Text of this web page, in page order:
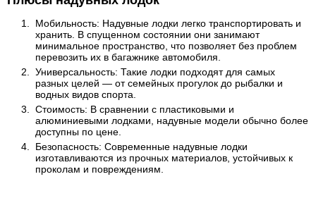
Мобильность: Надувные лодки легко транспортировать и
хранить. В спущенном состоянии они занимают
минимальное пространство, что позволяет без проблем
перевозить их в багажнике автомобиля.
Универсальность: Такие лодки подходят для самых
разных целей — от семейных прогулок до рыбалки и
водных видов спорта.
Стоимость: В сравнении с пластиковыми и
алюминиевыми лодками, надувные модели обычно более
доступны по цене.
Безопасность: Современные надувные лодки
изготавливаются из прочных материалов, устойчивых к
проколам и повреждениям.